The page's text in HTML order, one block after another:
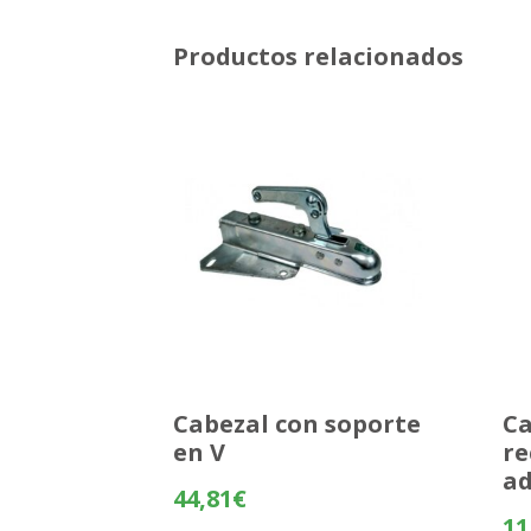
Productos relacionados
Cabezal con soporte
en V
44,81€